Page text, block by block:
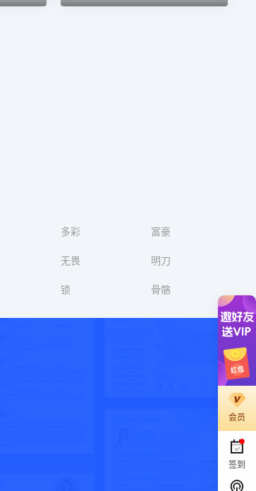
多彩 富豪
无畏 明刀
锁 骨骼
会员
签到